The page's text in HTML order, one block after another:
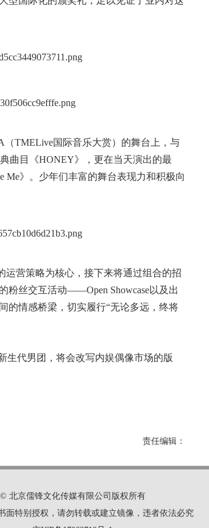
TMELive国际音乐大赏）的舞台上，与
曲目《HONEY》，更在当天演出的最
Me》。少年们丰富的舞台表现力和积极向
运营策略为核心，接下来将通过组合的招
粉丝交互活动——Open Showcase以及出
的情感桥梁，切实履行“无论多远，终将
生代男团，将会改写内娱偶像市场的版
责任编辑：
© 北京儒锋文化传媒有限公司版权所有
面特别授权，请勿转载或建立镜像，违者依法必究